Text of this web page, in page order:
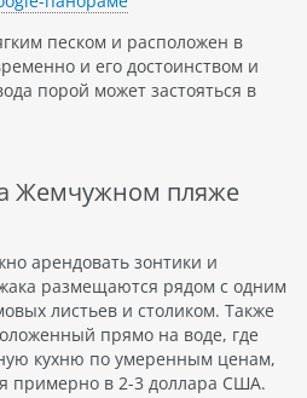
песком и расположен в
и его достоинством и
порой может застояться в
Жемчужном пляже
арендовать зонтики и
размещаются рядом с одним
листьев и столиком. Также
прямо на воде, где
кухню по умеренным ценам,
примерно в 2-3 доллара США.